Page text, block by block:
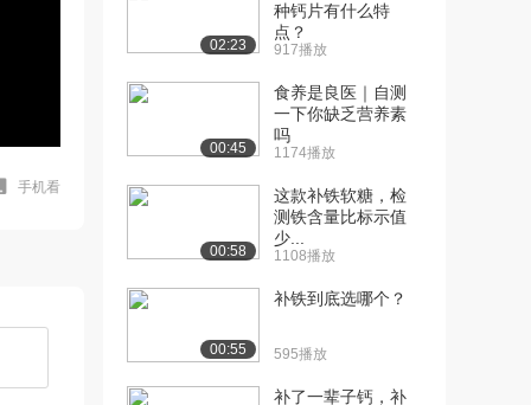
手机看
02:23
种钙片有什么特
点？
917播放
00:45
食养是良医｜自测
一下你缺乏营养素
吗
1174播放
00:58
这款补铁软糖，检
测铁含量比标示值
少...
1108播放
00:55
补铁到底选哪个？
595播放
补了一辈子钙，补